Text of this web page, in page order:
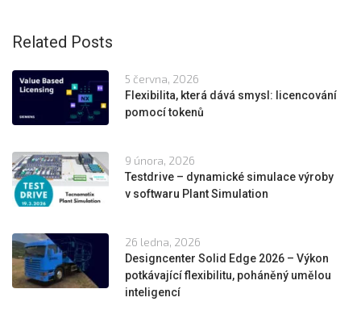
Related Posts
5 června, 2026
Flexibilita, která dává smysl: licencování
pomocí tokenů
9 února, 2026
Testdrive – dynamické simulace výroby
v softwaru Plant Simulation
26 ledna, 2026
Designcenter Solid Edge 2026 – Výkon
potkávající flexibilitu, poháněný umělou
inteligencí